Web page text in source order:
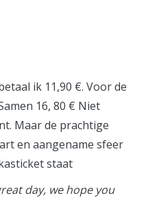
ik 11,90 €. Voor de
16, 80 € Niet
Maar de prachtige
en aangename sfeer
staat
day, we hope you